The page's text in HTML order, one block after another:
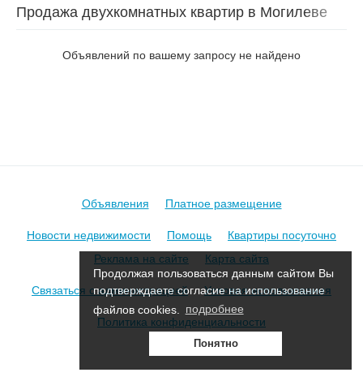
Продолжая пользоваться данным сайтом Вы
подтверждаете согласие на использование
файлов cookies.
подробнее
Понятно
Продажа двухкомнатных квартир в Могилеве
Объявлений по вашему запросу не найдено
Объявления
Платное размещение
Новости недвижимости
Помощь
Квартиры посуточно
Реклама на сайте
Карта сайта
Связаться с администрацией
Условия использования
Политика конфиденциальности